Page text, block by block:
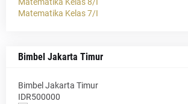
Matematika Kelas 7/I
Bimbel Jakarta Timur
Bimbel Jakarta Timur
IDR500000